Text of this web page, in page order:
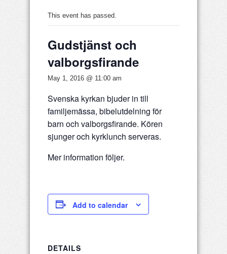
This event has passed.
Gudstjänst och
valborgsfirande
May 1, 2016 @ 11:00 am
Svenska kyrkan bjuder in till
familjemässa, bibelutdelning för
barn och valborgsfirande. Kören
sjunger och kyrklunch serveras.
Mer information följer.
Add to calendar
DETAILS